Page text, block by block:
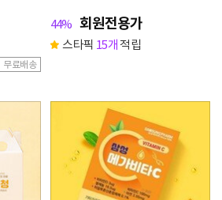
무료배송
44% 회원전용가
스타픽 15개적립